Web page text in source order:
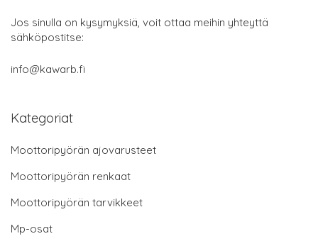
Jos sinulla on kysymyksiä, voit ottaa meihin yhteyttä
sähköpostitse:
info@kawarb.fi
Kategoriat
Moottoripyörän ajovarusteet
Moottoripyörän renkaat
Moottoripyörän tarvikkeet
Mp-osat